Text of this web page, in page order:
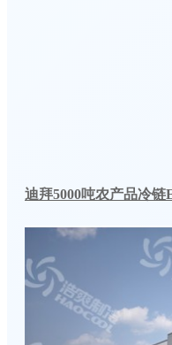
迪拜5000吨农产品冷链